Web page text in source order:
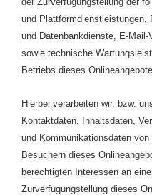
und Plattformdienstleistungen,
und Datenbankdienste, E-
sowie technische
Betriebs dieses
Hierbei verarbeiten wir, bzw.
Kontaktdaten, Inhaltsdaten,
und Kommunikationsdaten
Besuchern dieses
berechtigten Interessen an
Zurverfügungstellung dieses